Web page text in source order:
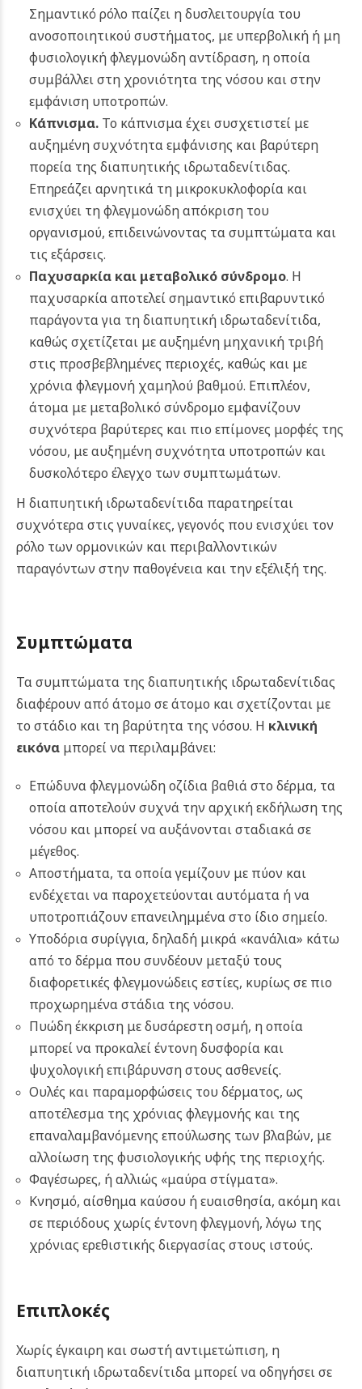
Σημαντικό ρόλο παίζει η δυσλειτουργία του
ανοσοποιητικού συστήματος, με υπερβολική ή μη
φυσιολογική φλεγμονώδη αντίδραση, η οποία
συμβάλλει στη χρονιότητα της νόσου και στην
εμφάνιση υποτροπών.
Κάπνισμα.Το κάπνισμα έχει συσχετιστεί με
αυξημένη συχνότητα εμφάνισης και βαρύτερη
πορεία της διαπυητικής ιδρωταδενίτιδας.
Επηρεάζει αρνητικά τη μικροκυκλοφορία και
ενισχύει τη φλεγμονώδη απόκριση του
οργανισμού, επιδεινώνοντας τα συμπτώματα και
τις εξάρσεις.
Παχυσαρκίακαι μεταβολικό σύνδρομο. Η
παχυσαρκία αποτελεί σημαντικό επιβαρυντικό
παράγοντα για τη διαπυητική ιδρωταδενίτιδα,
καθώς σχετίζεται με αυξημένη μηχανική τριβή
στις προσβεβλημένες περιοχές, καθώς και με
χρόνια φλεγμονή χαμηλού βαθμού. Επιπλέον,
άτομα με μεταβολικό σύνδρομο εμφανίζουν
συχνότερα βαρύτερες και πιο επίμονες μορφές της
νόσου, με αυξημένη συχνότητα υποτροπών και
δυσκολότερο έλεγχο των συμπτωμάτων.
Η διαπυητική ιδρωταδενίτιδα παρατηρείται
συχνότερα στις γυναίκες, γεγονός που ενισχύει τον
ρόλο των ορμονικών και περιβαλλοντικών
παραγόντων στην παθογένεια και την εξέλιξή της.
Συμπτώματα
Τα συμπτώματα της διαπυητικής ιδρωταδενίτιδας
διαφέρουν από άτομο σε άτομο και σχετίζονται με
το στάδιο και τη βαρύτητα της νόσου. Η κλινική
εικόνα μπορεί να περιλαμβάνει:
Επώδυνα φλεγμονώδη οζίδια βαθιά στο δέρμα, τα
οποία αποτελούν συχνά την αρχική εκδήλωση της
νόσου και μπορεί να αυξάνονται σταδιακά σε
μέγεθος.
Αποστήματα, τα οποία γεμίζουν με πύον και
ενδέχεται να παροχετεύονται αυτόματα ή να
υποτροπιάζουν επανειλημμένα στο ίδιο σημείο.
Υποδόρια συρίγγια, δηλαδή μικρά «κανάλια» κάτω
από το δέρμα που συνδέουν μεταξύ τους
διαφορετικές φλεγμονώδεις εστίες, κυρίως σε πιο
προχωρημένα στάδια της νόσου.
Πυώδη έκκριση με δυσάρεστη οσμή, η οποία
μπορεί να προκαλεί έντονη δυσφορία και
ψυχολογική επιβάρυνση στους ασθενείς.
Ουλές και παραμορφώσεις του δέρματος, ως
αποτέλεσμα της χρόνιας φλεγμονής και της
επαναλαμβανόμενης επούλωσης των βλαβών, με
αλλοίωση της φυσιολογικής υφής της περιοχής.
Φαγέσωρες, ή αλλιώς «μαύρα στίγματα».
Κνησμό, αίσθημα καύσου ή ευαισθησία, ακόμη και
σε περιόδους χωρίς έντονη φλεγμονή, λόγω της
χρόνιας ερεθιστικής διεργασίας στους ιστούς.
Επιπλοκές
Χωρίς έγκαιρη και σωστή αντιμετώπιση, η
διαπυητική ιδρωταδενίτιδα μπορεί να οδηγήσει σε